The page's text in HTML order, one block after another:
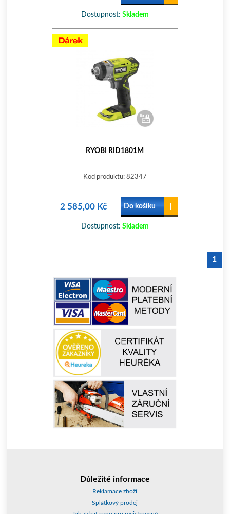
Dostupnost: Skladem
RYOBI RID1801M
Kod produktu: 82347
2 585,00 Kč Do košíku
Dostupnost: Skladem
1
Důležité informace
Reklamace zboží
Splátkový prodej